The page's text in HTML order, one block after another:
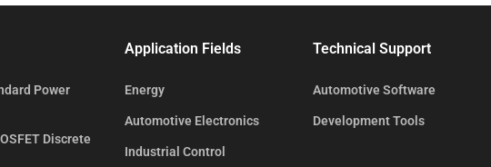
Power
Discrete
Application Fields
Energy
Automotive Electronics
Industrial Control
Technical Support
Automotive Software
Development Tools